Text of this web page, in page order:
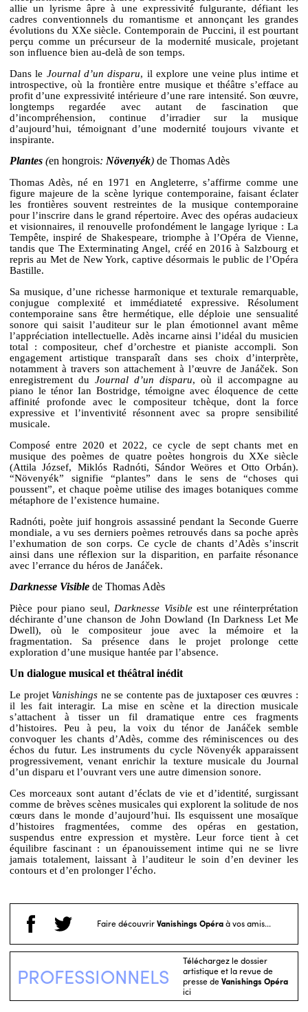
allie un lyrisme âpre à une expressivité fulgurante, défiant les
cadres conventionnels du romantisme et annonçant les grandes
évolutions du XXe siècle. Contemporain de Puccini, il est pourtant
perçu comme un précurseur de la modernité musicale, projetant
son influence bien au-delà de son temps.
Dans le Journal d’un disparu, il explore une veine plus intime et
introspective, où la frontière entre musique et théâtre s’efface au
profit d’une expressivité intérieure d’une rare intensité. Son œuvre,
longtemps regardée avec autant de fascination que
d’incompréhension, continue d’irradier sur la musique
d’aujourd’hui, témoignant d’une modernité toujours vivante et
inspirante.
Plantes (en hongrois: Növenyék) de Thomas Adès
Thomas Adès, né en 1971 en Angleterre, s’affirme comme une
figure majeure de la scène lyrique contemporaine, faisant éclater
les frontières souvent restreintes de la musique contemporaine
pour l’inscrire dans le grand répertoire. Avec des opéras audacieux
et visionnaires, il renouvelle profondément le langage lyrique : La
Tempête, inspiré de Shakespeare, triomphe à l’Opéra de Vienne,
tandis que The Exterminating Angel, créé en 2016 à Salzbourg et
repris au Met de New York, captive désormais le public de l’Opéra
Bastille.
Sa musique, d’une richesse harmonique et texturale remarquable,
conjugue complexité et immédiateté expressive. Résolument
contemporaine sans être hermétique, elle déploie une sensualité
sonore qui saisit l’auditeur sur le plan émotionnel avant même
l’appréciation intellectuelle. Adès incarne ainsi l’idéal du musicien
total : compositeur, chef d’orchestre et pianiste accompli. Son
engagement artistique transparaît dans ses choix d’interprète,
notamment à travers son attachement à l’œuvre de Janáček. Son
enregistrement du Journal d’un disparu, où il accompagne au
piano le ténor Ian Bostridge, témoigne avec éloquence de cette
affinité profonde avec le compositeur tchèque, dont la force
expressive et l’inventivité résonnent avec sa propre sensibilité
musicale.
Composé entre 2020 et 2022, ce cycle de sept chants met en
musique des poèmes de quatre poètes hongrois du XXe siècle
(Attila József, Miklós Radnóti, Sándor Weöres et Otto Orbán).
“Növenyék” signifie “plantes” dans le sens de “choses qui
poussent”, et chaque poème utilise des images botaniques comme
métaphore de l’existence humaine.
Radnóti, poète juif hongrois assassiné pendant la Seconde Guerre
mondiale, a vu ses derniers poèmes retrouvés dans sa poche après
l’exhumation de son corps. Ce cycle de chants d’Adès s’inscrit
ainsi dans une réflexion sur la disparition, en parfaite résonance
avec l’errance du héros de Janáček.
Darknesse Visible de Thomas Adès
Pièce pour piano seul, Darknesse Visibleest une réinterprétation
déchirante d’une chanson de John Dowland (In Darkness Let Me
Dwell), où le compositeur joue avec la mémoire et la
fragmentation. Sa présence dans le projet prolonge cette
exploration d’une musique hantée par l’absence.
Un dialogue musical et théâtral inédit
Le projet Vanishings ne se contente pas de juxtaposer ces œuvres :
il les fait interagir. La mise en scène et la direction musicale
s’attachent à tisser un fil dramatique entre ces fragments
d’histoires. Peu à peu, la voix du ténor de Janáček semble
convoquer les chants d’Adès, comme des réminiscences ou des
échos du futur. Les instruments du cycle Növenyék apparaissent
progressivement, venant enrichir la texture musicale du Journal
d’un disparu et l’ouvrant vers une autre dimension sonore.
Ces morceaux sont autant d’éclats de vie et d’identité, surgissant
comme de brèves scènes musicales qui explorent la solitude de nos
cœurs dans le monde d’aujourd’hui. Ils esquissent une mosaïque
d’histoires fragmentées, comme des opéras en gestation,
suspendus entre expression et mystère. Leur force tient à cet
équilibre fascinant : un épanouissement intime qui ne se livre
jamais totalement, laissant à l’auditeur le soin d’en deviner les
contours et d’en prolonger l’écho.
Faire découvrirVanishings Opéraà vos amis...
PROFESSIONNELS
Téléchargez le dossier
artistique et la revue de
presse deVanishings Opéra
ici